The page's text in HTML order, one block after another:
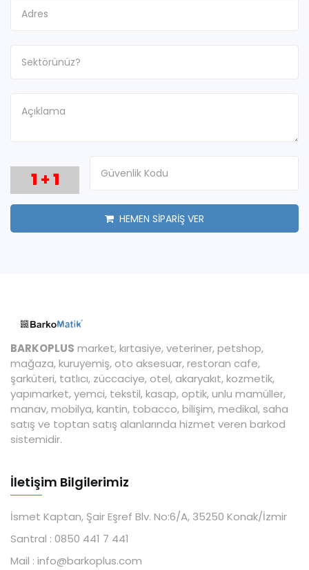
1 +1
HEMEN SİPARİŞ VER
BARKOPLUS market, kırtasiye, veteriner, petshop,
mağaza, kuruyemiş, oto aksesuar, restoran cafe,
şarküteri, tatlıcı, züccaciye, otel, akaryakıt, kozmetik,
yapımarket, yemci, tekstil, kasap, optik, unlu mamüller,
manav, mobilya, kantin, tobacco, bilişim, medikal, saha
satış ve toptan satış alanlarında hizmet veren barkod
sistemidir.
İletişim Bilgilerimiz
İsmet Kaptan, Şair Eşref Blv. No:6/A, 35250 Konak/İzmir
Santral : 0850 441 7 441
Mail : info@barkoplus.com